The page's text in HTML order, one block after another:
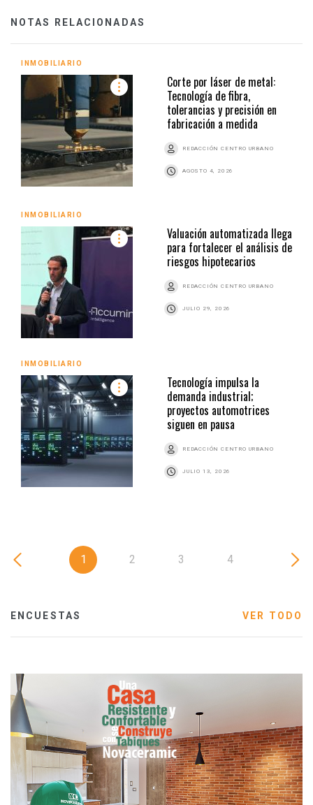
NOTAS RELACIONADAS
INMOBILIARIO
Corte por láser de metal:
Tecnología de fibra,
tolerancias y precisión en
fabricación a medida
REDACCIÓN CENTRO URBANO
AGOSTO 4, 2026
INMOBILIARIO
Valuación automatizada llega
para fortalecer el análisis de
riesgos hipotecarios
REDACCIÓN CENTRO URBANO
JULIO 29, 2026
INMOBILIARIO
Tecnología impulsa la
demanda industrial;
proyectos automotrices
siguen en pausa
REDACCIÓN CENTRO URBANO
JULIO 13, 2026
1 2 3 4
ENCUESTAS VER TODO